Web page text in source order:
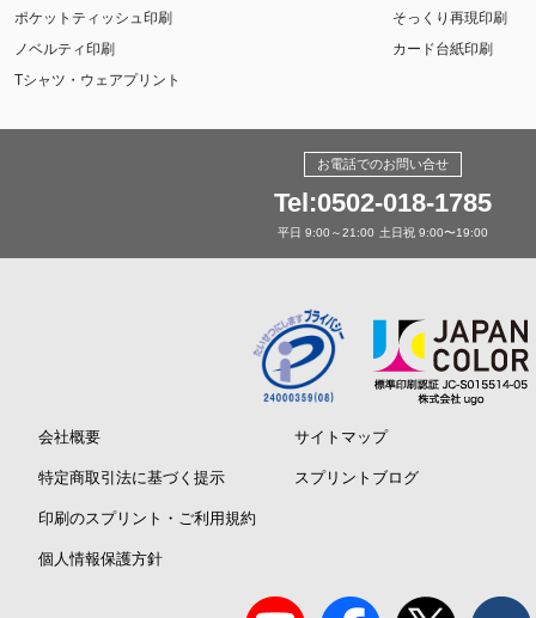
ポケットティッシュ印刷
ノベルティ印刷
Tシャツ・ウェアプリント
そっくり再現印刷
カード台紙印刷
お電話でのお問い合せ
Tel:0502-018-1785
平日 9:00～21:00 土日祝 9:00〜19:00
会社概要
特定商取引法に基づく提示
印刷のスプリント・ご利用規約
個人情報保護方針
サイトマップ
スプリントブログ